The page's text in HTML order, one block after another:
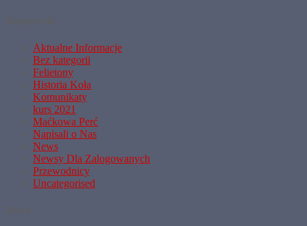
Aktualne Informacje
Bez kategorii
Felietony
Historia Koła
Komunikaty
kurs 2021
Maćkowa Perć
Napisali o Nas
News
Newsy Dla Zalogowanych
Przewodnicy
Uncategorised